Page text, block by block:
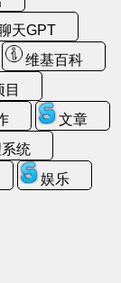
天GPT
维基百科
目
文章
统
娱乐